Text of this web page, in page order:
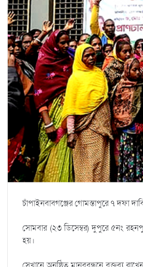
চাঁপাইনবাবগঞ্জের গোমস্তাপুরে ৭ দফা
সোমবার (২৩ ডিসেম্বর) দুপুরে ৫নং
হয়।